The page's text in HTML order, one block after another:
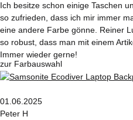
Ich besitze schon einige Taschen
so zufrieden, dass ich mir immer
eine andere Farbe gönne. Reiner
so robust, dass man mit einem
Immer wieder gerne!
zur Farbauswahl
01.06.2025
Peter H